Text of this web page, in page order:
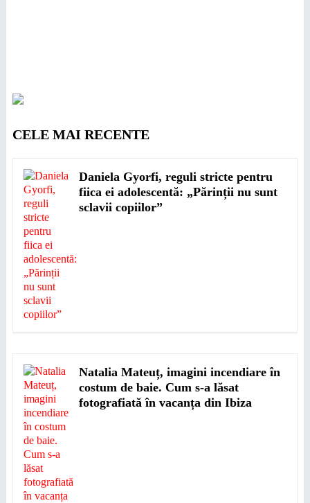
CELE MAI RECENTE
Daniela Gyorfi, reguli stricte pentru
fiica ei adolescentă: „Părinții nu sunt
sclavii copiilor”
Natalia Mateuț, imagini incendiare în
costum de baie. Cum s-a lăsat
fotografiată în vacanța din Ibiza